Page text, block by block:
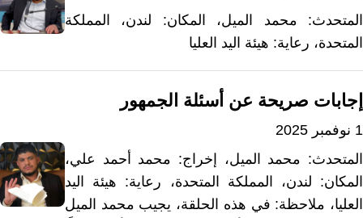
المتحدث: محمد الميل، المكان: لندن، المملكة
المتحدة، رعاية: هيئة اليد العليا
إجابات صريحة عن أسئلة الجمهور
1 نوفمبر 2025
المتحدث: محمد الميل، إخراج: محمد أحمد علي،
المكان: لندن، المملكة المتحدة، رعاية: هيئة اليد
العليا، ملاحظة: في هذه الحلقة، يجيب محمد الميل